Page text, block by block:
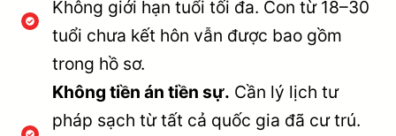
Không giới hạn tuổi tối đa. Con từ 18–30
tuổi chưa kết hôn vẫn được bao gồm
trong hồ sơ.
Không tiền án tiền sự. Cần lý lịch tư
pháp sạch từ tất cả quốc gia đã cư trú.